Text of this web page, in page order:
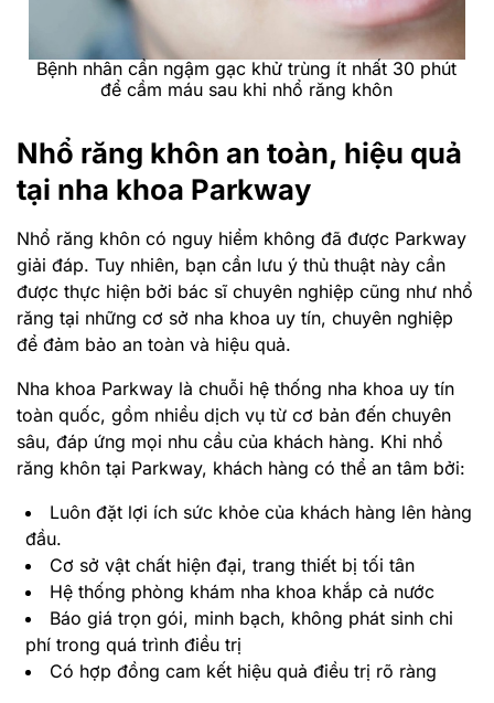
Bệnh nhân cần ngậm gạc khử trùng ít nhất 30 phút
để cầm máu sau khi nhổ răng khôn
Nhổ răng khôn an toàn, hiệu quả
tại nha khoa Parkway
Nhổ răng khôn có nguy hiểm không đã được Parkway
giải đáp. Tuy nhiên, bạn cần lưu ý thủ thuật này cần
được thực hiện bởi bác sĩ chuyên nghiệp cũng như nhổ
răng tại những cơ sở nha khoa uy tín, chuyên nghiệp
để đảm bảo an toàn và hiệu quả.
Nha khoa Parkway là chuỗi hệ thống nha khoa uy tín
toàn quốc, gồm nhiều dịch vụ từ cơ bản đến chuyên
sâu, đáp ứng mọi nhu cầu của khách hàng. Khi nhổ
răng khôn tại Parkway, khách hàng có thể an tâm bởi:
Luôn đặt lợi ích sức khỏe của khách hàng lên hàng
đầu.
Cơ sở vật chất hiện đại, trang thiết bị tối tân
Hệ thống phòng khám nha khoa khắp cả nước
Báo giá trọn gói, minh bạch, không phát sinh chi
phí trong quá trình điều trị
Có hợp đồng cam kết hiệu quả điều trị rõ ràng